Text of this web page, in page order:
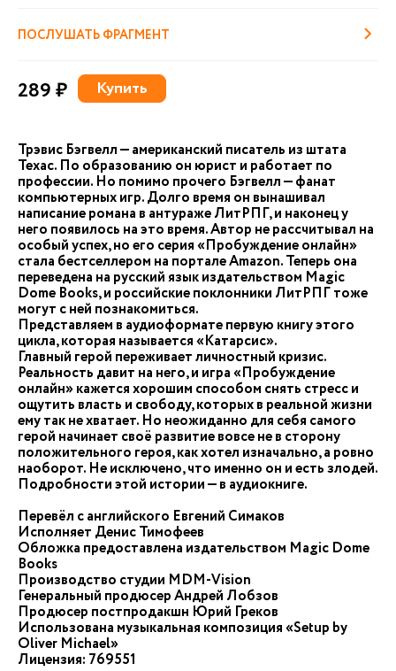
ПОСЛУШАТЬ ФРАГМЕНТ
289 ₽ Купить
Трэвис Бэгвелл — американский писатель из штата
Техас. По образованию он юрист и работает по
профессии. Но помимо прочего Бэгвелл — фанат
компьютерных игр. Долго время он вынашивал
написание романа в антураже ЛитРПГ, и наконец у
него появилось на это время. Автор не рассчитывал на
особый успех, но его серия «Пробуждение онлайн»
стала бестселлером на портале Amazon. Теперь она
переведена на русский язык издательством Magic
Dome Books, и российские поклонники ЛитРПГ тоже
могут с ней познакомиться.
Представляем в аудиоформате первую книгу этого
цикла, которая называется «Катарсис».
Главный герой переживает личностный кризис.
Реальность давит на него, и игра «Пробуждение
онлайн» кажется хорошим способом снять стресс и
ощутить власть и свободу, которых в реальной жизни
ему так не хватает. Но неожиданно для себя самого
герой начинает своё развитие вовсе не в сторону
положительного героя, как хотел изначально, а ровно
наоборот. Не исключено, что именно он и есть злодей.
Подробности этой истории — в аудиокниге.
Перевёл с английского Евгений Симаков
Исполняет Денис Тимофеев
Обложка предоставлена издательством Magic Dome
Books
Производство студии MDM-Vision
Генеральный продюсер Андрей Лобзов
Продюсер постпродакшн Юрий Греков
Использована музыкальная композиция «Setup by
Oliver Michael»
Лицензия: 769551